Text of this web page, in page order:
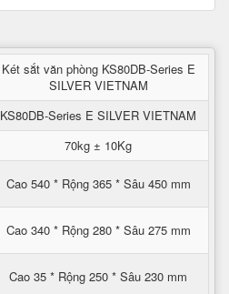
Két sắt văn phòng KS80DB-Series E
SILVER VIETNAM
KS80DB-Series E SILVER VIETNAM
70kg ± 10Kg
Cao 540 * Rộng 365 * Sâu 450 mm
Cao 340 * Rộng 280 * Sâu 275 mm
Cao 35 * Rộng 250 * Sâu 230 mm